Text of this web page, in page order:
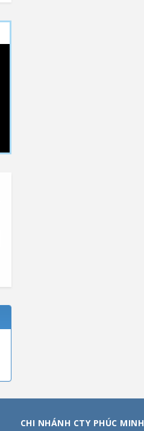
CHI NHÁNH CTY PHÚC MINH